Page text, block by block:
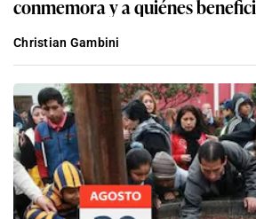
conmemora y a quiénes
Christian Gambini